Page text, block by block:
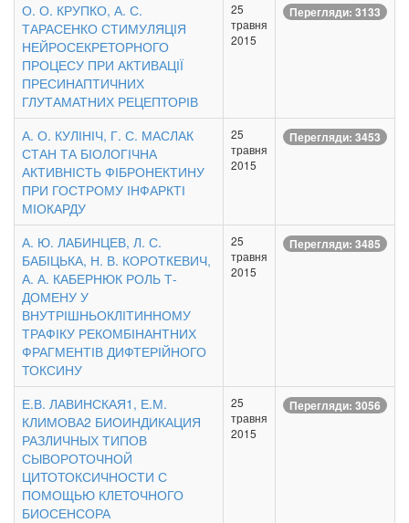
О. О. КРУПКО, А. С.
ТАРАСЕНКО СТИМУЛЯЦІЯ
НЕЙРОСЕКРЕТОРНОГО
ПРОЦЕСУ ПРИ АКТИВАЦІЇ
ПРЕСИНАПТИЧНИХ
ГЛУТАМАТНИХ РЕЦЕПТОРІВ
25
травня
2015
Перегляди: 3133
А. О. КУЛІНІЧ, Г. С. МАСЛАК
СТАН ТА БІОЛОГІЧНА
АКТИВНІСТЬ ФІБРОНЕКТИНУ
ПРИ ГОСТРОМУ ІНФАРКТІ
МІОКАРДУ
25
травня
2015
Перегляди: 3453
А. Ю. ЛАБИНЦЕВ, Л. С.
БАБІЦЬКА, Н. В. КОРОТКЕВИЧ,
А. А. КАБЕРНЮК РОЛЬ Т-
ДОМЕНУ У
ВНУТРІШНЬОКЛІТИННОМУ
ТРАФІКУ РЕКОМБІНАНТНИХ
ФРАГМЕНТІВ ДИФТЕРІЙНОГО
ТОКСИНУ
25
травня
2015
Перегляди: 3485
Е.В. ЛАВИНСКАЯ1, Е.М.
КЛИМОВА2 БИОИНДИКАЦИЯ
РАЗЛИЧНЫХ ТИПОВ
СЫВОРОТОЧНОЙ
ЦИТОТОКСИЧНОСТИ С
ПОМОЩЬЮ КЛЕТОЧНОГО
БИОСЕНСОРА
25
травня
2015
Перегляди: 3056